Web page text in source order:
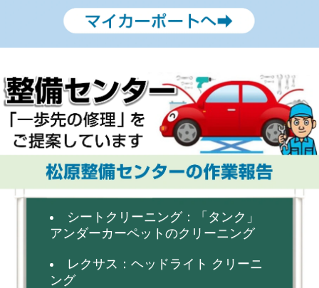
シートクリーニング：「タンク」
アンダーカーペットのクリーニング
レクサス：ヘッドライト クリーニ
ング